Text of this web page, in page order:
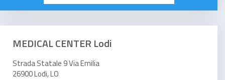
MEDICAL CENTER Lodi
Strada Statale 9 Via Emilia
26900 Lodi, LO